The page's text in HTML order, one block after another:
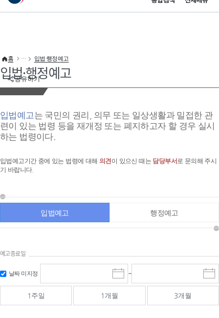
이 누리집은 대한민국 공식 전자정부 누리집입니다.
공유하기
홈 입법·행정예고
입법·행정예고
입법예고는 국민의 권리, 의무 또는 일상생활과 밀접한 관
련이 있는 법령 등을 재개정 또는 폐지하고자 할 경우 실시
하는 법령이다.
입법예고기간 중에 있는 법령에 대해 의견이 있으신 때는 담당부서 로 문의해 주시
기 바랍니다.
입법예고 행정예고
예고종료일
날짜 미지정
시
작
일
선
~
종
료
선
1주일 1개월 3개월